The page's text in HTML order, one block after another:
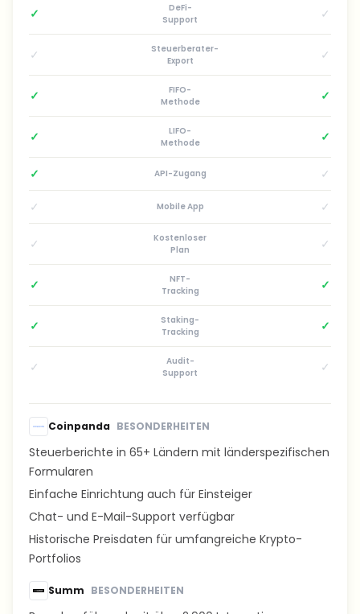
✓
DeFi-
Support
✓
✓
Steuerberater-
Export
✓
✓
FIFO-
Methode
✓
✓
LIFO-
Methode
✓
✓ API-Zugang ✓
✓ Mobile App ✓
✓
Kostenloser
Plan
✓
✓
NFT-
Tracking
✓
✓
Staking-
Tracking
✓
✓
Audit-
Support
✓
Coinpanda BESONDERHEITEN
Steuerberichte in 65+ Ländern mit länderspezifischen
Formularen
Einfache Einrichtung auch für Einsteiger
Chat- und E-Mail-Support verfügbar
Historische Preisdaten für umfangreiche Krypto-
Portfolios
Summ BESONDERHEITEN